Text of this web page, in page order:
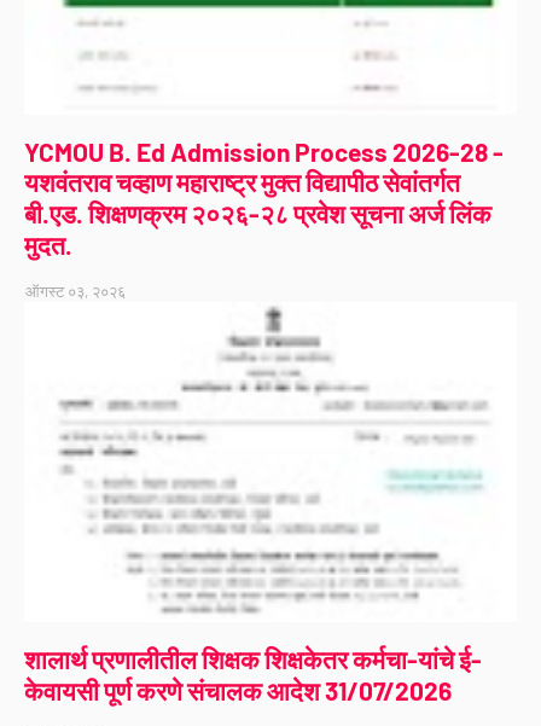
YCMOU B. Ed Admission Process 2026-28 -
यशवंतराव चव्हाण महाराष्ट्र मुक्त विद्यापीठ सेवांतर्गत
बी.एड. शिक्षणक्रम २०२६-२८ प्रवेश सूचना अर्ज लिंक
मुदत.
ऑगस्ट ०३, २०२६
शालार्थ प्रणालीतील शिक्षक शिक्षकेतर कर्मचा-यांचे ई-
केवायसी पूर्ण करणे संचालक आदेश 31/07/2026